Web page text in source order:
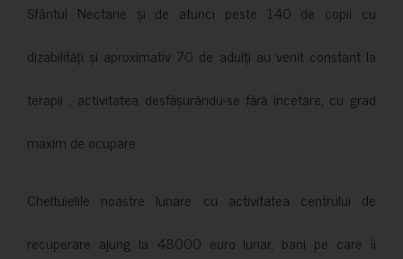
Sfântul Nectarie și de atunci peste 140 de copii cu
dizabilități și aproximativ 70 de adulți au venit constant la
terapii , activitatea desfășurându-se fără încetare, cu grad
maxim de ocupare.
Cheltuielile noastre lunare cu activitatea centrului de
recuperare ajung la 48000 euro lunar, bani pe care îi